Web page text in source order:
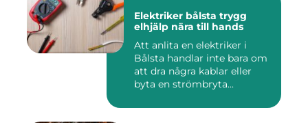
Elektriker bålsta trygg
elhjälp nära till hands
Att anlita en elektriker i
Bålsta handlar inte bara om
att dra några kablar eller
byta en strömbryta...